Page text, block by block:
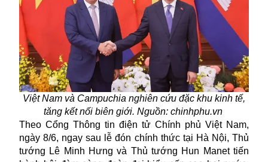
Việt Nam và Campuchia nghiên cứu đặc khu kinh tế,
tăng kết nối biên giới. Nguồn: chinhphu.vn
Theo Cổng Thông tin điện tử Chính phủ Việt Nam,
ngày 8/6, ngay sau lễ đón chính thức tại Hà Nội, Thủ
tướng Lê Minh Hưng và Thủ tướng Hun Manet tiến